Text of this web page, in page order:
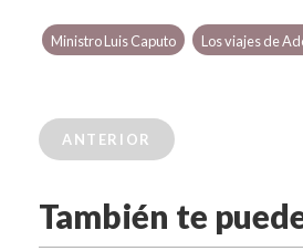
Ministro Luis Caputo Los viajes de
ANTERIOR
También te